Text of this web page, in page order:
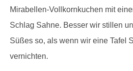
Mirabellen-Vollkornkuchen mit
Schlag Sahne. Besser wir stillen
Süßes so, als wenn wir eine Tafel
vernichten.